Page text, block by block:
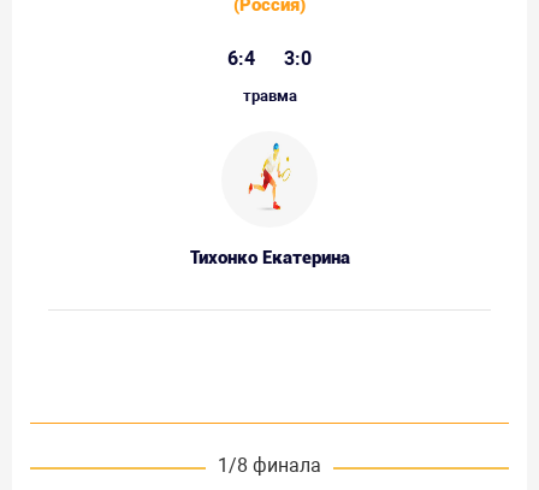
(Россия)
6:4 3:0
травма
Тихонко Екатерина
1/8 финала